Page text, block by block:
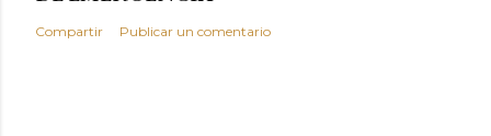
Compartir Publicar un comentario